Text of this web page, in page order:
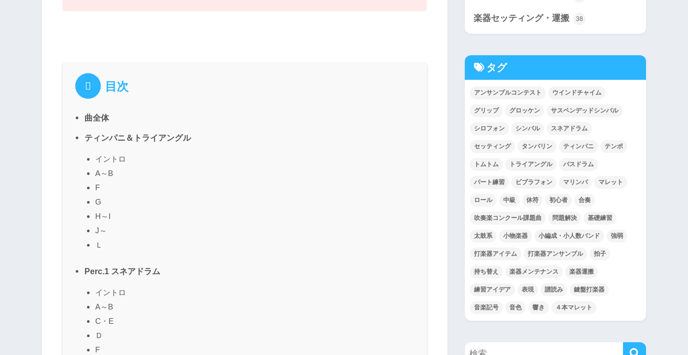
目次
曲全体
ティンパニ＆トライアングル
イントロ
A～B
F
G
H～I
J～
Ｌ
Perc.1 スネアドラム
イントロ
A～B
C・E
Ｄ
F
楽器セッティング・運搬 38
タグ
アンサンブルコンテスト ウインドチャイム
グリップ グロッケン サスペンデッドシンバル
シロフォン シンバル スネアドラム
セッティング タンバリン ティンパニ テンポ
トムトム トライアングル バスドラム
パート練習 ビブラフォン マリンバ マレット
ロール 中級 休符 初心者 合奏
吹奏楽コンクール課題曲 問題解決 基礎練習
太鼓系 小物楽器 小編成・小人数バンド 強弱
打楽器アイテム 打楽器アンサンブル 拍子
持ち替え 楽器メンテナンス 楽器運搬
練習アイデア 表現 譜読み 鍵盤打楽器
音楽記号 音色 響き ４本マレット